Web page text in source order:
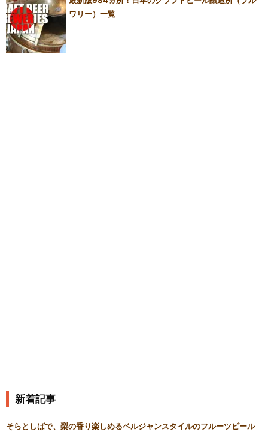
ワリー）一覧
新着記事
そらとしばで、梨の香り楽しめるベルジャンスタイルのフルーツビール